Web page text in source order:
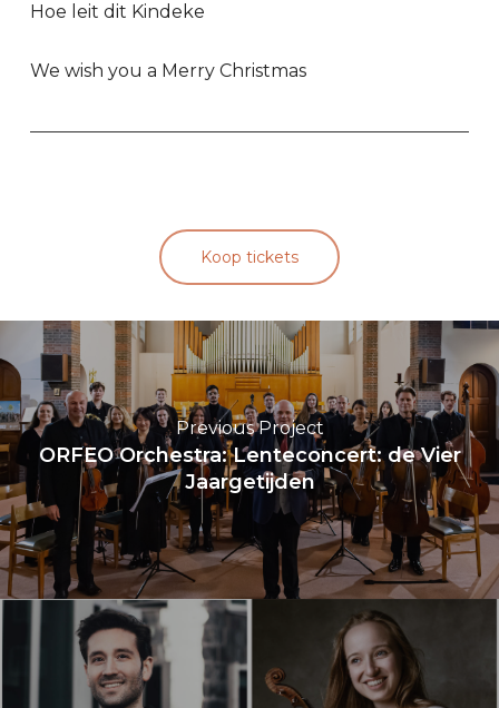
Hoe leit dit Kindeke
We wish you a Merry Christmas
Koop tickets
Previous Project
ORFEO Orchestra: Lenteconcert: de Vier
Jaargetijden